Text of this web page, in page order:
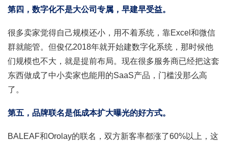
第四，数字化不是大公司专属，早建早受益。
很多卖家觉得自己规模还小，用不着系统，靠Excel和微信
群就能管。但俊亿2018年就开始建数字化系统，那时候他
们规模也不大，就是提前布局。现在很多服务商已经把这套
东西做成了中小卖家也能用的SaaS产品，门槛没那么高
了。
第五，品牌联名是低成本扩大曝光的好方式。
BALEAF和Orolay的联名，双方新客率都涨了60%以上，这